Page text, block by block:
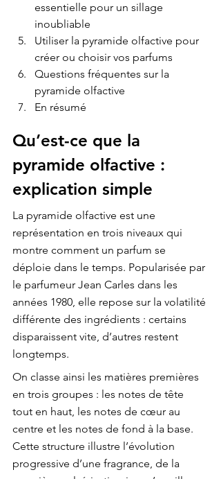
essentielle pour un sillage
inoubliable
Utiliser la pyramide olfactive pour
créer ou choisir vos parfums
Questions fréquentes sur la
pyramide olfactive
En résumé
Qu’est-ce que la
pyramide olfactive :
explication simple
La pyramide olfactive est une
représentation en trois niveaux qui
montre comment un parfum se
déploie dans le temps. Popularisée par
le parfumeur Jean Carles dans les
années 1980, elle repose sur la volatilité
différente des ingrédients : certains
disparaissent vite, d’autres restent
longtemps.
On classe ainsi les matières premières
en trois groupes : les notes de tête
tout en haut, les notes de cœur au
centre et les notes de fond à la base.
Cette structure illustre l’évolution
progressive d’une fragrance, de la